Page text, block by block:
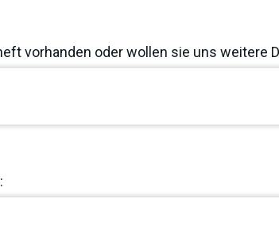
vorhanden oder wollen sie uns weitere